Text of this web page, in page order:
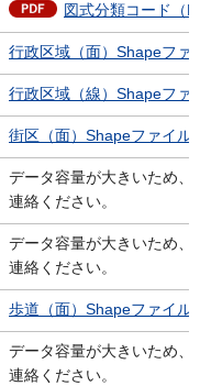
図式分類コード（
行政区域（面）Shapeファ
行政区域（線）Shapeファ
街区（面）Shapeファイル
データ容量が大きいため
連絡ください。
データ容量が大きいため
連絡ください。
歩道（面）Shapeファイル
データ容量が大きいため
連絡ください。